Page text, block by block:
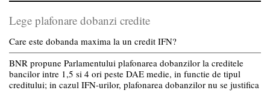
Lege plafonare dobanzi credite
Care este dobanda maxima la un credit IFN?
BNR propune Parlamentului plafonarea dobanzilor la creditele
bancilor intre 1,5 si 4 ori peste DAE medie, in functie de tipul
creditului; in cazul IFN-urilor, plafonarea dobanzilor nu se justifica